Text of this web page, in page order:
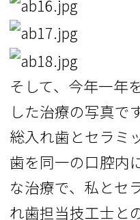
そして、今年一年
した治療の写真です
総入れ歯とセラミ
歯を同一の口腔内
な治療で、私とセ
れ歯担当技工士と